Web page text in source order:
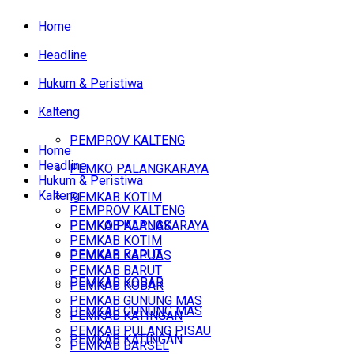
Home
Headline
Hukum & Peristiwa
Kalteng
PEMPROV KALTENG
PEMKO PALANGKARAYA
PEMKAB KOTIM
PEMKAB KAPUAS
PEMKAB BARUT
PEMKAB KOBAR
PEMKAB GUNUNG MAS
PEMKAB KATINGAN
Home
Headline
Hukum & Peristiwa
Kalteng
PEMPROV KALTENG
PEMKO PALANGKARAYA
PEMKAB KOTIM
PEMKAB KAPUAS
PEMKAB BARUT
PEMKAB KOBAR
PEMKAB GUNUNG MAS
PEMKAB KATINGAN
PEMKAB PULANG PISAU
PEMKAB BARSEL